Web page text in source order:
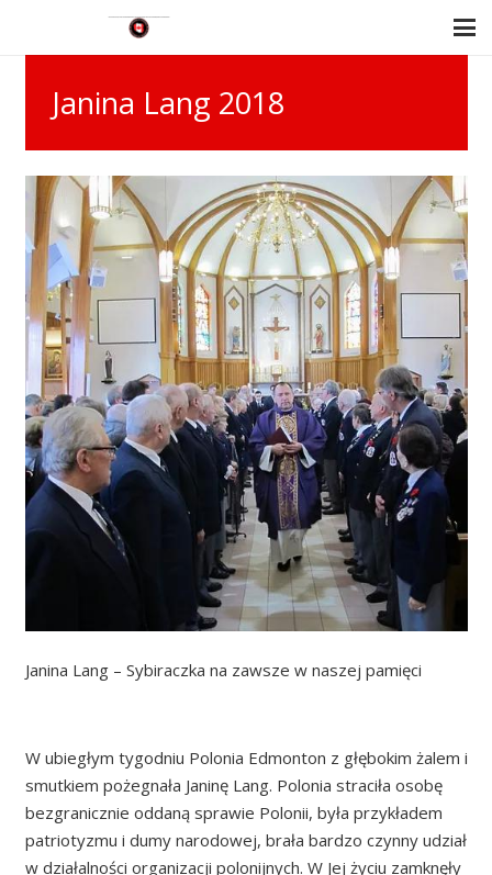
Janina Lang 2018
Janina Lang – Sybiraczka na zawsze w naszej pamięci
W ubiegłym tygodniu Polonia Edmonton z głębokim żalem i
smutkiem pożegnała Janinę Lang. Polonia straciła osobę
bezgranicznie oddaną sprawie Polonii, była przykładem
patriotyzmu i dumy narodowej, brała bardzo czynny udział
w działalności organizacji polonijnych. W Jej życiu zamknęły